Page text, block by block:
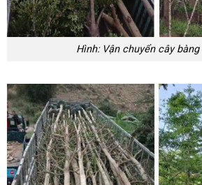
Hình: Vận chuyển cây